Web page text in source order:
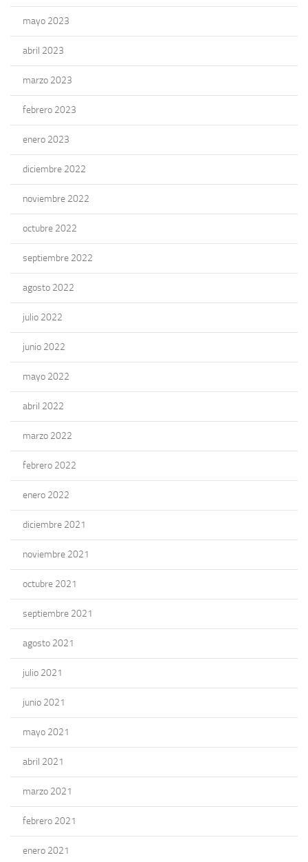
mayo 2023
abril 2023
marzo 2023
febrero 2023
enero 2023
diciembre 2022
noviembre 2022
octubre 2022
septiembre 2022
agosto 2022
julio 2022
junio 2022
mayo 2022
abril 2022
marzo 2022
febrero 2022
enero 2022
diciembre 2021
noviembre 2021
octubre 2021
septiembre 2021
agosto 2021
julio 2021
junio 2021
mayo 2021
abril 2021
marzo 2021
febrero 2021
enero 2021